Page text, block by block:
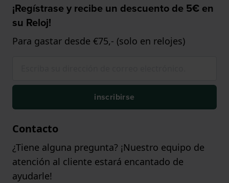
¡Regístrase y recibe un descuento de 5€ en
su Reloj!
Para gastar desde €75,- (solo en relojes)
inscribirse
Contacto
¿Tiene alguna pregunta? ¡Nuestro equipo de
atención al cliente estará encantado de
ayudarle!